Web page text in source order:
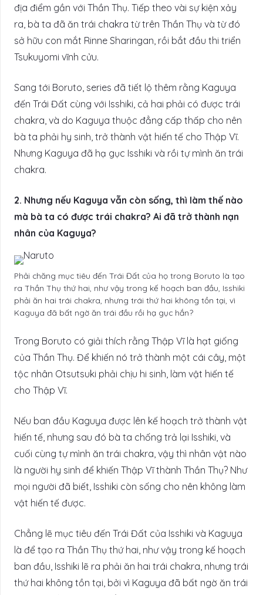
địa điểm gần với Thần Thụ. Tiếp theo vài sự kiện xảy
ra, bà ta đã ăn trái chakra từ trên Thần Thụ và từ đó
sở hữu con mắt Rinne Sharingan, rồi bắt đầu thi triển
Tsukuyomi vĩnh cửu.
Sang tới Boruto, series đã tiết lộ thêm rằng Kaguya
đến Trái Đất cùng với Isshiki, cả hai phải có được trái
chakra, và do Kaguya thuộc đẳng cấp thấp cho nên
bà ta phải hy sinh, trở thành vật hiến tế cho Thập Vĩ.
Nhưng Kaguya đã hạ gục Isshiki và rồi tự mình ăn trái
chakra.
2. Nhưng nếu Kaguya vẫn còn sống, thì làm thế nào
mà bà ta có được trái chakra? Ai đã trở thành nạn
nhân của Kaguya?
Phải chăng mục tiêu đến Trái Đất của họ trong Boruto là tạo
ra Thần Thụ thứ hai, như vậy trong kế hoạch ban đầu, Isshiki
phải ăn hai trái chakra, nhưng trái thứ hai không tồn tại, vì
Kaguya đã bất ngờ ăn trái đầu rồi hạ gục hắn?
Trong Boruto có giải thích rằng Thập Vĩ là hạt giống
của Thần Thụ. Để khiến nó trở thành một cái cây, một
tộc nhân Otsutsuki phải chịu hi sinh, làm vật hiến tế
cho Thập Vĩ.
Nếu ban đầu Kaguya được lên kế hoạch trở thành vật
hiến tế, nhưng sau đó bà ta chống trả lại Isshiki, và
cuối cùng tự mình ăn trái chakra, vậy thì nhân vật nào
là người hy sinh để khiến Thập Vĩ thành Thần Thụ? Như
mọi người đã biết, Isshiki còn sống cho nên không làm
vật hiến tế được.
Chẳng lẽ mục tiêu đến Trái Đất của Isshiki và Kaguya
là để tạo ra Thần Thụ thứ hai, như vậy trong kế hoạch
ban đầu, Isshiki lẽ ra phải ăn hai trái chakra, nhưng trái
thứ hai không tồn tại, bởi vì Kaguya đã bất ngờ ăn trái